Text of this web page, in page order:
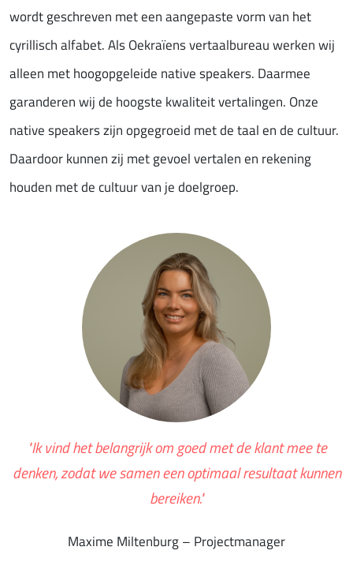
wordt geschreven met een aangepaste vorm van het
cyrillisch alfabet. Als Oekraïens vertaalbureau werken wij
alleen met hoogopgeleide native speakers. Daarmee
garanderen wij de hoogste kwaliteit vertalingen. Onze
native speakers zijn opgegroeid met de taal en de cultuur.
Daardoor kunnen zij met gevoel vertalen en rekening
houden met de cultuur van je doelgroep.
"Ik vind het belangrijk om goed met de klant mee te
denken, zodat we samen een optimaal resultaat kunnen
bereiken."
Maxime Miltenburg – Projectmanager